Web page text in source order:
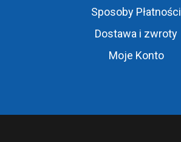
Sposoby Płatności
Dostawa i zwroty
Moje Konto